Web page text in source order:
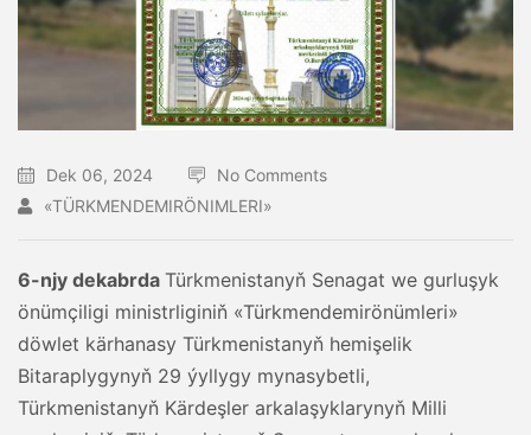
Dek 06, 2024
No Comments
«TÜRKMENDEMIRÖNIMLERI»
6-njy dekabrda Türkmenistanyň Senagat we gurluşyk
önümçiligi ministrliginiň «Türkmendemirönümleri»
döwlet kärhanasy Türkmenistanyň hemişelik
Bitaraplygynyň 29 ýyllygy mynasybetli,
Türkmenistanyň Kärdeşler arkalaşyklarynyň Milli